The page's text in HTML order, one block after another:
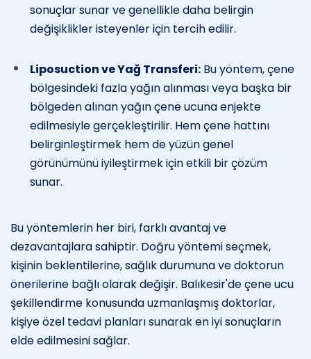
sonuçlar sunar ve genellikle daha belirgin
değişiklikler isteyenler için tercih edilir.
Liposuction ve Yağ Transferi: Bu yöntem, çene
bölgesindeki fazla yağın alınması veya başka bir
bölgeden alınan yağın çene ucuna enjekte
edilmesiyle gerçekleştirilir. Hem çene hattını
belirginleştirmek hem de yüzün genel
görünümünü iyileştirmek için etkili bir çözüm
sunar.
Bu yöntemlerin her biri, farklı avantaj ve
dezavantajlara sahiptir. Doğru yöntemi seçmek,
kişinin beklentilerine, sağlık durumuna ve doktorun
önerilerine bağlı olarak değişir. Balıkesir'de çene ucu
şekillendirme konusunda uzmanlaşmış doktorlar,
kişiye özel tedavi planları sunarak en iyi sonuçların
elde edilmesini sağlar.